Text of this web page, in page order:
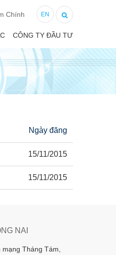
Chính EN
CÔNG TY ĐẦU TƯ
Ngày đăng
15/11/2015
15/11/2015
NAI
mạng Tháng Tám,